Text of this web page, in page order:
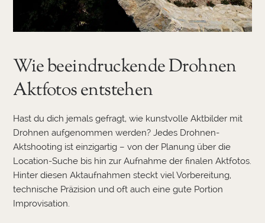
Wie beeindruckende Drohnen
Aktfotos entstehen
Hast du dich jemals gefragt, wie kunstvolle Aktbilder mit
Drohnen aufgenommen werden? Jedes Drohnen-
Aktshooting ist einzigartig – von der Planung über die
Location-Suche bis hin zur Aufnahme der finalen Aktfotos.
Hinter diesen Aktaufnahmen steckt viel Vorbereitung,
technische Präzision und oft auch eine gute Portion
Improvisation.